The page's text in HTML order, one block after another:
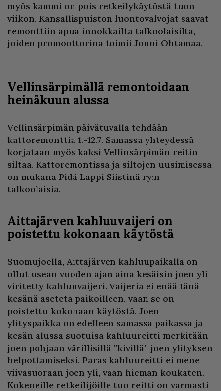
myös kammi on pois retkeilykäytöstä tuon
viikon. Kansallispuiston luontovalvojat saavat
remonttiin apua innokkailta talkoolaisilta,
joiden promoottorina toimii Jouni Ohtamaa.
Vellinsärpimällä remontoidaan
heinäkuun alussa
Vellinsärpimän päivätuvalla tehdään
kattoremonttia 1.-12.7. Samassa yhteydessä
korjataan myös kaksi Vellinsärpimän reitin
siltaa. Kattoremontissa ja siltojen uusimisessa
on mukana Pidä Lappi Siistinä ry:n
talkoolaisia.
Aittajärven kahluuvaijeri on
poistettu kokonaan käytöstä
Suomujoella, Aittajärven kahluupaikalla on
ollut usean vuoden ajan aina kesäisin joen yli
viritetty kahluuvaijeri. Vaijeria ei enää tänä
kesänä aseteta paikoilleen, vaan se on
poistettu kokonaan käytöstä. Joen
ylityspaikka on edelleen samassa paikassa ja
kesän alussa suotuisa kahluureitti merkitään
joen pohjaan värillisillä ”kivillä” joen ylityksen
helpottamiseksi. Paras kahluureitti ei mene
viivasuoraan joen yli, vaan hieman koukaten.
Kokeneille retkeilijöille tuo reitti on varmasti